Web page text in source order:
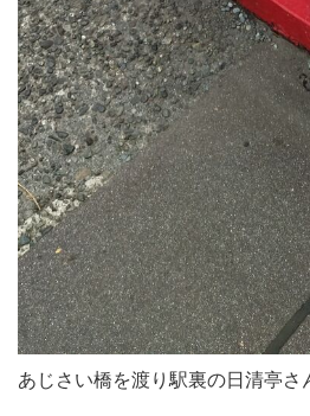
あじさい橋を渡り駅裏の日清亭さ